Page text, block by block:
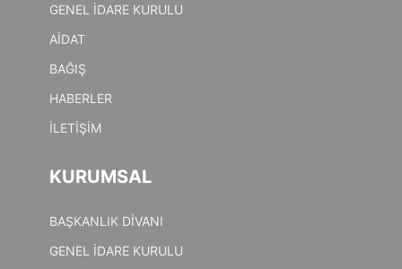
GENEL İDARE KURULU
AİDAT
BAĞIŞ
HABERLER
İLETİŞİM
KURUMSAL
BAŞKANLIK DİVANI
GENEL İDARE KURULU